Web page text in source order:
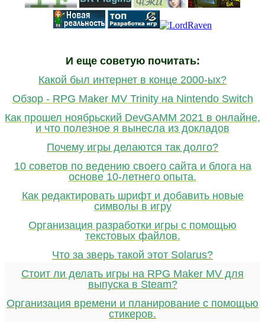
И еще советую почитать:
Какой был интернет в конце 2000-ых?
Обзор - RPG Maker MV Trinity на Nintendo Switch
Как прошел ноябрьский DevGAMM 2021 в онлайне,
и что полезное я вынесла из докладов
Почему игры делаются так долго?
10 советов по ведению своего сайта и блога на
основе 10-летнего опыта.
Как редактировать шрифт и добавить новые
символы в игру
Организация разработки игры с помощью
текстовых файлов.
Что за зверь такой этот Solarus?
Стоит ли делать игры на RPG Maker MV для
выпуска в Steam?
Организация времени и планирование с помощью
стикеров.